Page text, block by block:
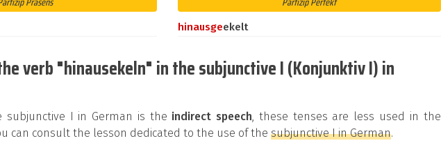
hinausgeekelt
verb "hinausekeln" in the subjunctive I (Konjunktiv I) in
subjunctive I in German is the indirect speech, these tenses are less used in the
can consult the lesson dedicated to the use of the subjunctive I in German.